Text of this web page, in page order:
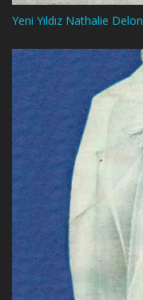
Yeni Yıldız Nathalie Delon